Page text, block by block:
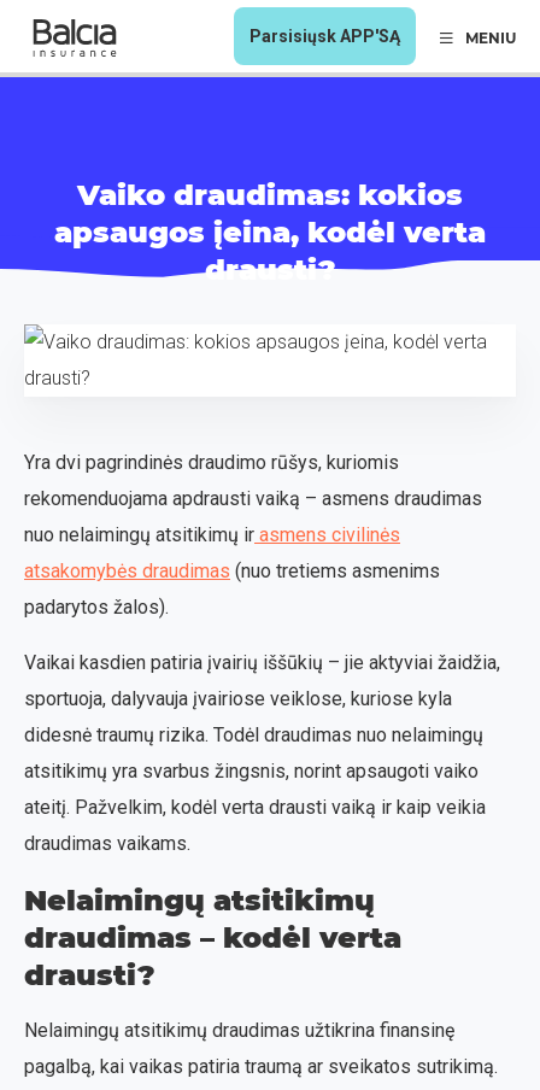
Parsisiųsk APP'SĄ MENIU
Vaiko draudimas: kokios
apsaugos įeina, kodėl verta
drausti?
Yra dvi pagrindinės draudimo rūšys, kuriomis
rekomenduojama apdrausti vaiką – asmens draudimas
nuo nelaimingų atsitikimų ir asmens civilinės
atsakomybės draudimas (nuo tretiems asmenims
padarytos žalos).
Vaikai kasdien patiria įvairių iššūkių – jie aktyviai žaidžia,
sportuoja, dalyvauja įvairiose veiklose, kuriose kyla
didesnė traumų rizika. Todėl draudimas nuo nelaimingų
atsitikimų yra svarbus žingsnis, norint apsaugoti vaiko
ateitį. Pažvelkim, kodėl verta drausti vaiką ir kaip veikia
draudimas vaikams.
Nelaimingų atsitikimų
draudimas – kodėl verta
drausti?
Nelaimingų atsitikimų draudimas užtikrina finansinę
pagalbą, kai vaikas patiria traumą ar sveikatos sutrikimą.